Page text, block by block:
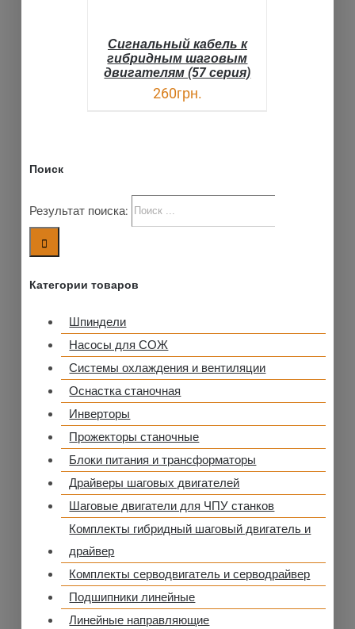
Сигнальный кабель к
гибридным шаговым
двигателям (57 серия)
260грн.
Поиск
Результат поиска:
Категории товаров
Шпиндели
Насосы для СОЖ
Системы охлаждения и вентиляции
Оснастка станочная
Инверторы
Прожекторы станочные
Блоки питания и трансформаторы
Драйверы шаговых двигателей
Шаговые двигатели для ЧПУ станков
Комплекты гибридный шаговый двигатель и
драйвер
Комплекты серводвигатель и серводрайвер
Подшипники линейные
Линейные направляющие